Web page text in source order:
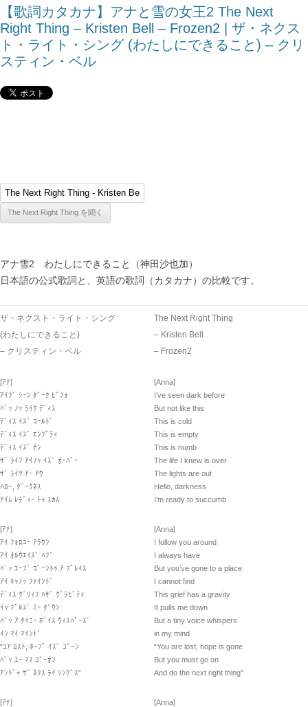
【歌詞カタカナ】アナと雪の女王2 The Next
Right Thing – Kristen Bell – Frozen2 | ザ・ネクス
ト・ライト・シング (わたしにできること) – クリ
スティン・ベル
アナ雪2 わたしにできること（神田沙也加）
日本語の公式歌詞と、英語の歌詞（カタカナ）の比較です。
ザ・ネクスト・ライト・シング
(わたしにできること)
– クリスティン・ベル
[ｱﾅ]
ｱｲﾌﾞ ｼｰﾝ ﾀﾞｰｸ ﾋﾞﾌｫ
ﾊﾞｯ ﾉｯ ﾗｲｸ ﾃﾞｨｽ
ﾃﾞｨｽ ｲｽﾞ ｺｰﾙﾄﾞ
ﾃﾞｨｽ ｲｽﾞ ｴﾝﾌﾟﾃｨ
ﾃﾞｨｽ ｲｽﾞ ﾅﾝ
ｻﾞ ﾗｲﾌ ｱｲﾉｩ ｲｽﾞ ｵｰﾊﾞｰ
ｻﾞ ﾗｲﾂ ｱｰ ｱｳ
ﾊﾛｰ, ﾀﾞｰｸﾈｽ
ｱｲﾑ ﾚﾃﾞｨｰ ﾄｩ ｽｶﾑ
[ｱﾅ]
ｱｲ ﾌｫﾛﾕｰ ｱﾗｳﾝ
ｱｲ ｵﾙｳｴｲｽﾞ ﾊﾌﾞ
ﾊﾞｯ ﾕｰﾌﾞ ｺﾞｰﾝﾄｩ ｱ ﾌﾟﾚｲｽ
ｱｲ ｷｬﾉｯ ﾌｧｲﾝﾄﾞ
ﾃﾞｨｽ ｸﾞﾘｨﾌ ﾊｻﾞ ｸﾞﾗﾋﾞﾃｨ
ｲｯ ﾌﾟﾙｽﾞ ﾐｰ ﾀﾞｳﾝ
ﾊﾞｯ ｱ ﾀｲﾆｰ ﾎﾞｲｽ ｳｨｽﾊﾟｰｽﾞ
ｲﾝ ﾏｲ ﾏｲﾝﾄﾞ
“ﾕｱ ﾛｽﾄ, ﾎｰﾌﾟ ｲｽﾞ ｺﾞｰﾝ
ﾊﾞｯ ﾕｰ ﾏｽ ｺﾞｰｵﾝ
ｱﾝﾄﾞｩ ｻﾞ ﾈｸｽ ﾗｲ ｼﾝｸﾞｽ”
[ｱﾅ]
The Next Right Thing
– Kristen Bell
– Frozen2
[Anna]
I’ve seen dark before
But not like this
This is cold
This is empty
This is numb
The life I knew is over
The lights are out
Hello, darkness
I’m ready to succumb
[Anna]
I follow you around
I always have
But you’ve gone to a place
I cannot find
This grief has a gravity
It pulls me down
But a tiny voice whispers
in my mind
“You are lost, hope is gone
But you must go on
And do the next right thing”
[Anna]